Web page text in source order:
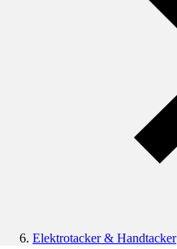
Elektrotacker & Handtacker